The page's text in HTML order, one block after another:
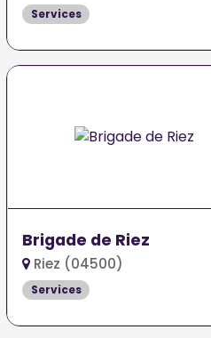
Services
Brigade de Riez
Riez (04500)
Services